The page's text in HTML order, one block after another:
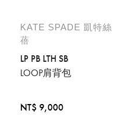
同，細節或訂購流程指
KATE SPADE 凱特絲
蓓
LP PB LTH SB
LOOP肩背包
NT$ 9,000
登入才有辦法使用喜愛清單